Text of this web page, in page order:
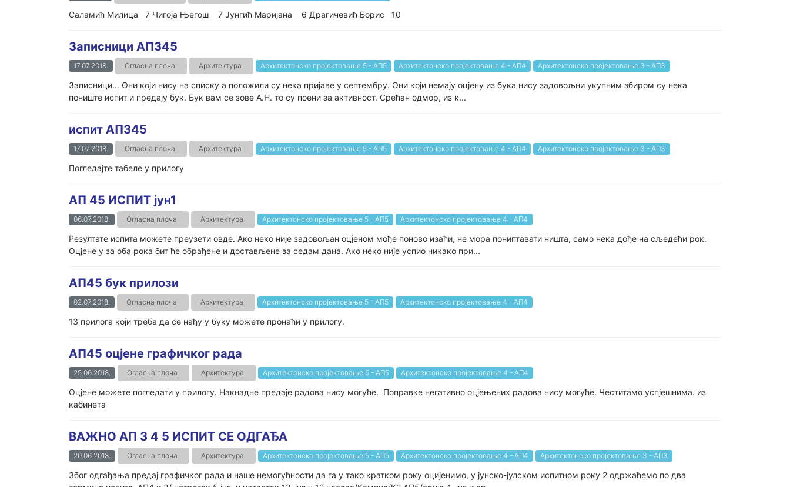
Саламић Милица 7 Чигоја Његош 7 Јунгић Маријана 6 Драгичевић Борис 10
Записници АП345
17.07.2018. Огласна плоча Архитектура Архитектонско пројектовање 5 - АП5 Архитектонско пројектовање 4 - АП4 Архитектонско пројектовање 3 - АП3
Записници... Они који нису на списку а положили су нека пријаве у септембру. Они који немају оцјену из бука нису задовољни укупним збиром су нека
пониште испит и предају бук. Бук вам се зове А.Н. то су поени за активност. Срећан одмор, из к...
испит АП345
17.07.2018. Огласна плоча Архитектура Архитектонско пројектовање 5 - АП5 Архитектонско пројектовање 4 - АП4 Архитектонско пројектовање 3 - АП3
Погледајте табеле у прилогу
АП 45 ИСПИТ јун1
06.07.2018. Огласна плоча Архитектура Архитектонско пројектовање 5 - АП5 Архитектонско пројектовање 4 - АП4
Резултате испита можете преузети овде. Ако неко није задовољан оцјеном мође поново изаћи, не мора пониптавати ништа, само нека дође на сљедећи рок.
Оцјене у за оба рока бит ће обрађене и достављене за седам дана. Ако неко није успио никако при...
АП45 бук прилози
02.07.2018. Огласна плоча Архитектура Архитектонско пројектовање 5 - АП5 Архитектонско пројектовање 4 - АП4
13 прилога који треба да се нађу у буку можете пронаћи у прилогу.
АП45 оцјене графичког рада
25.06.2018. Огласна плоча Архитектура Архитектонско пројектовање 5 - АП5 Архитектонско пројектовање 4 - АП4
Оцјене можете погледати у прилогу. Накнадне предаје радова нису могуће. Поправке негативно оцјењених радова нису могуће. Честитамо успјешнима. из
кабинета
ВАЖНО АП 3 4 5 ИСПИТ СЕ ОДГАЂА
20.06.2018. Огласна плоча Архитектура Архитектонско пројектовање 5 - АП5 Архитектонско пројектовање 4 - АП4 Архитектонско пројектовање 3 - АП3
Због одгађања предај графичког рада и наше немогућности да га у тако кратком року оцијенимо, у јунско-јулском испитном року 2 одржаћемо по два